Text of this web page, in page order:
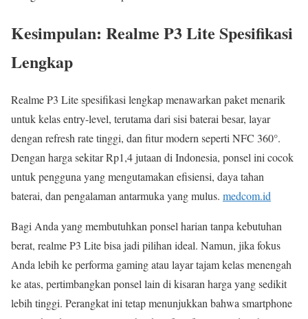
Kesimpulan: Realme P3 Lite Spesifikasi
Lengkap
Realme P3 Lite spesifikasi lengkap menawarkan paket menarik
untuk kelas entry-level, terutama dari sisi baterai besar, layar
dengan refresh rate tinggi, dan fitur modern seperti NFC 360°.
Dengan harga sekitar Rp1,4 jutaan di Indonesia, ponsel ini cocok
untuk pengguna yang mengutamakan efisiensi, daya tahan
baterai, dan pengalaman antarmuka yang mulus. medcom.id
Bagi Anda yang membutuhkan ponsel harian tanpa kebutuhan
berat, realme P3 Lite bisa jadi pilihan ideal. Namun, jika fokus
Anda lebih ke performa gaming atau layar tajam kelas menengah
ke atas, pertimbangkan ponsel lain di kisaran harga yang sedikit
lebih tinggi. Perangkat ini tetap menunjukkan bahwa smartphone